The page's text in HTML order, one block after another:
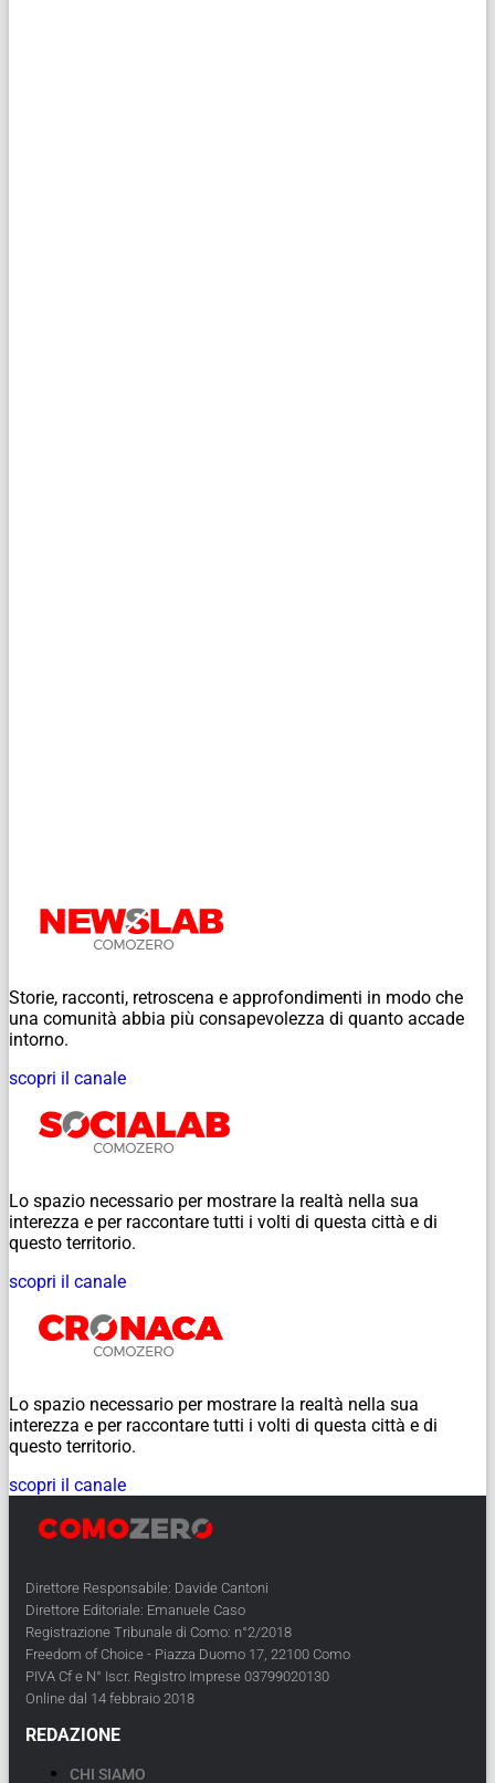
Storie, racconti, retroscena e approfondimenti in modo che
una comunità abbia più consapevolezza di quanto accade
intorno.
scopri il canale
Lo spazio necessario per mostrare la realtà nella sua
interezza e per raccontare tutti i volti di questa città e di
questo territorio.
scopri il canale
Lo spazio necessario per mostrare la realtà nella sua
interezza e per raccontare tutti i volti di questa città e di
questo territorio.
scopri il canale
Direttore Responsabile: Davide Cantoni
Direttore Editoriale: Emanuele Caso
Registrazione Tribunale di Como: n°2/2018
Freedom of Choice - Piazza Duomo 17, 22100 Como
PIVA Cf e N° Iscr. Registro Imprese 03799020130
Online dal 14 febbraio 2018
REDAZIONE
CHI SIAMO